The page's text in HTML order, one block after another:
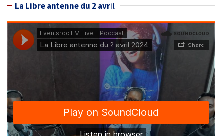
La Libre antenne du 2 avril